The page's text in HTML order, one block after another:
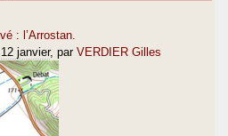
: l’Arrostan.
12 janvier, par VERDIER Gilles